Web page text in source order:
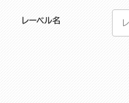
レーベル名